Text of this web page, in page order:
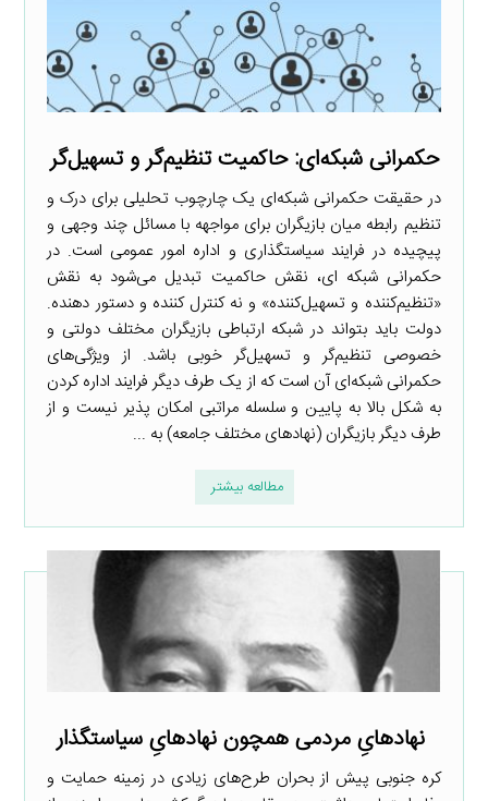
حکمرانی شبکه‌ای: حاکمیت تنظیم‌گر و تسهیل‌گر
در حقیقت حکمرانی شبکه‌ای یک چارچوب تحلیلی برای درک و
تنظیم رابطه میان بازیگران برای مواجهه با مسائل چند وجهی و
پیچیده در فرایند سیاستگذاری و اداره امور عمومی است. در
حکمرانی شبکه ای، نقش حاکمیت تبدیل می‌شود به نقش
«تنظیم‌کننده و تسهیل‌کننده» و نه کنترل کننده و دستور دهنده.
دولت باید بتواند در شبکه ارتباطی بازیگران مختلف دولتی و
خصوصی تنظیم‌گر و تسهیل‌گر خوبی باشد. از ویژگی‌های
حکمرانی شبکه‌ای آن است که از یک طرف دیگر فرایند اداره کردن
به شکل بالا به پایین و سلسله مراتبی امکان پذیر نیست و از
طرف دیگر بازیگران (نهادهای مختلف جامعه) به ...
مطالعه بیشتر
نهادهایِ مردمی همچون نهادهایِ‌ سیاست­گذار
کره جنوبی پیش از بحران طرح‌های زیادی در زمینه حمایت و